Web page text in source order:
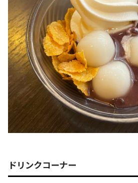
ドリンクコーナー